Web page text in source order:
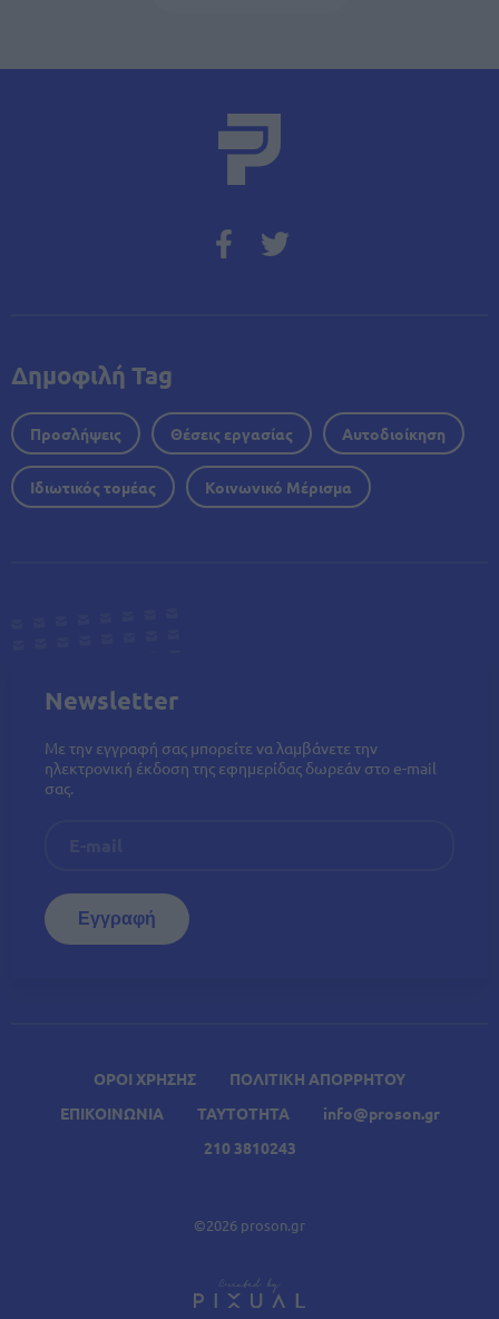
ΟΡΟΙ ΧΡΗΣΗΣ
ΠΟΛΙΤΙΚΗ ΑΠΟΡΡΗΤΟΥ
ΕΠΙΚΟΙΝΩΝΙΑ
ΤΑΥΤΟΤΗΤΑ
info@proson.gr
210 3810243
©2026 proson.gr
Δημοφιλή Tag
Προσλήψεις Θέσεις εργασίας Αυτοδιοίκηση
Ιδιωτικός τομέας Κοινωνικό Μέρισμα
Newsletter
Με την εγγραφή σας μπορείτε να λαμβάνετε την
ηλεκτρονική έκδοση της εφημερίδας δωρεάν στο e-mail
σας.